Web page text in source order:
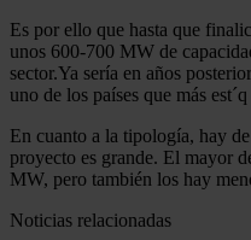
Es por ello que hasta que
unos 600-700 MW de
sector.Ya sería en años
uno de los países que más
En cuanto a la tipología, hay
proyecto es grande. El mayor
MW, pero también los hay
Noticias relacionadas